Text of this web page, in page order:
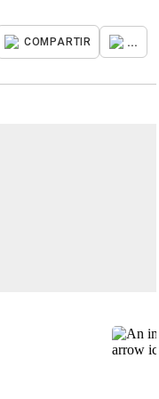
COMPARTIR ...